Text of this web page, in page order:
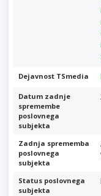
Dejavnost TSmedia
Datum zadnje
spremembe
poslovnega
subjekta
Zadnja sprememba
poslovnega
subjekta
Status poslovnega
subjekta